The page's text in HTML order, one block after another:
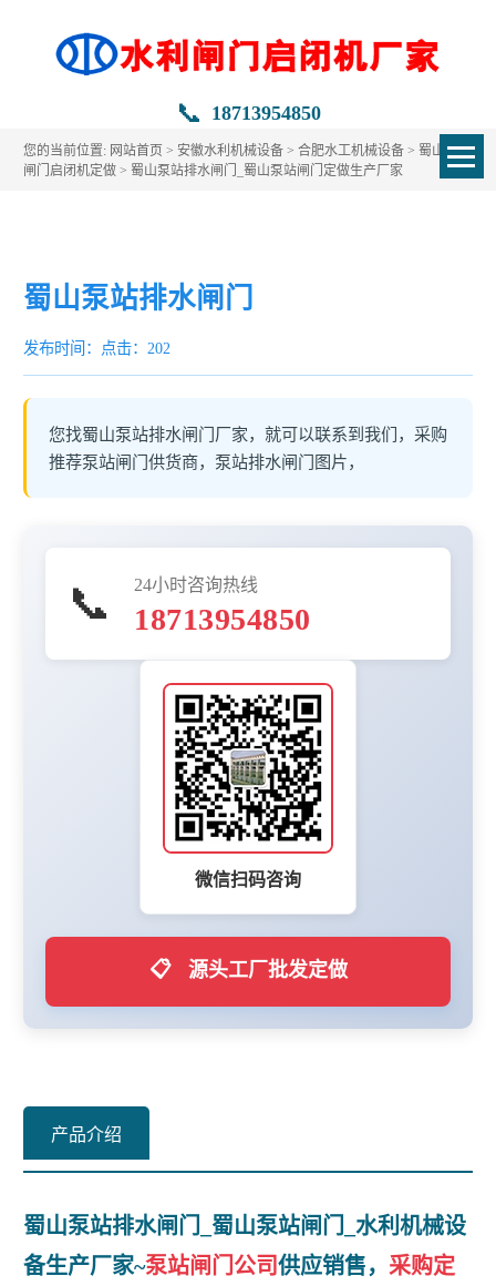
📞 18713954850
您的当前位置: 网站首页 > 安徽水利机械设备 >合肥水工机械设备 > 蜀山水利
闸门启闭机定做 > 蜀山泵站排水闸门_蜀山泵站闸门定做生产厂家
蜀山泵站排水闸门
发布时间： 点击：202
您找蜀山泵站排水闸门厂家，就可以联系到我们，采购
推荐泵站闸门供货商，泵站排水闸门图片，
📞 24小时咨询热线
18713954850
微信扫码咨询
📋 源头工厂批发定做
产品介绍
蜀山泵站排水闸门_蜀山泵站闸门_水利机械设
备生产厂家~泵站闸门公司供应销售，采购定